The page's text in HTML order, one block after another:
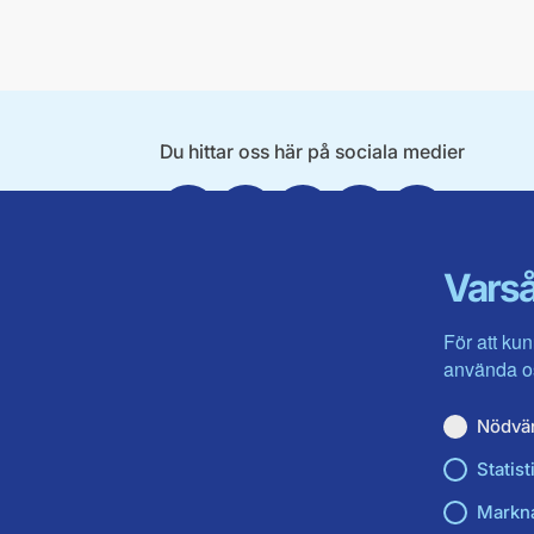
För att
använda
Du hittar oss här på sociala medier
Facebook
X InstagramLinkedinYoutube